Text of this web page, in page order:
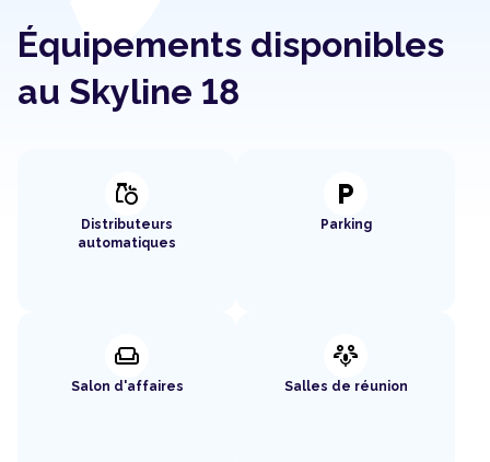
Équipements disponibles
au Skyline 18
grocery
Distributeurs
automatiques
local_parking
Parking
weekend
Salon d'affaires
adaptive_audio_mic
Salles de réunion